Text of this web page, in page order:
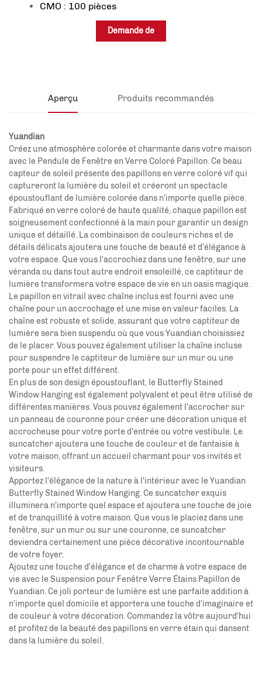
CMO : 100 pièces
Demande de
Aperçu Produits recommandés
Yuandian
Créez une atmosphère colorée et charmante dans votre maison
avec le Pendule de Fenêtre en Verre Coloré Papillon. Ce beau
capteur de soleil présente des papillons en verre coloré vif qui
captureront la lumière du soleil et créeront un spectacle
époustouflant de lumière colorée dans n'importe quelle pièce.
Fabriqué en verre coloré de haute qualité, chaque papillon est
soigneusement confectionné à la main pour garantir un design
unique et détaillé. La combinaison de couleurs riches et de
détails délicats ajoutera une touche de beauté et d'élégance à
votre espace. Que vous l'accrochiez dans une fenêtre, sur une
véranda ou dans tout autre endroit ensoleillé, ce captiteur de
lumière transformera votre espace de vie en un oasis magique.
Le papillon en vitrail avec chaîne inclus est fourni avec une
chaîne pour un accrochage et une mise en valeur faciles. La
chaîne est robuste et solide, assurant que votre captiteur de
lumière sera bien suspendu où que vousYuandianchoisissiez
de le placer. Vous pouvez également utiliser la chaîne incluse
pour suspendre le captiteur de lumière sur un mur ou une
porte pour un effet différent.
En plus de son design époustouflant, le Butterfly Stained
Window Hanging est également polyvalent et peut être utilisé de
différentes manières. Vous pouvez également l'accrocher sur
un panneau de couronne pour créer une décoration unique et
accrocheuse pour votre porte d'entrée ou votre vestibule. Le
suncatcher ajoutera une touche de couleur et de fantaisie à
votre maison, offrant un accueil charmant pour vos invités et
visiteurs.
Apportez l'élégance de la nature à l'intérieur avec le Yuandian
Butterfly Stained Window Hanging. Ce suncatcher exquis
illuminera n'importe quel espace et ajoutera une touche de joie
et de tranquillité à votre maison. Que vous le placiez dans une
fenêtre, sur un mur ou sur une couronne, ce suncatcher
deviendra certainement une pièce décorative incontournable
de votre foyer.
Ajoutez une touche d'élégance et de charme à votre espace de
vie avec le Suspension pour Fenêtre Verre Étains Papillon de
Yuandian. Ce joli porteur de lumière est une parfaite addition à
n'importe quel domicile et apportera une touche d'imaginaire et
de couleur à votre décoration. Commandez la vôtre aujourd'hui
et profitez de la beauté des papillons en verre étain qui dansent
dans la lumière du soleil.